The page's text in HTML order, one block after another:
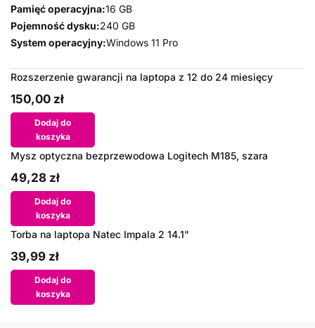
Pamięć operacyjna:16 GB
Pojemność dysku:240 GB
System operacyjny:Windows 11 Pro
Rozszerzenie gwarancji na laptopa z 12 do 24 miesięcy
150,00 zł
Dodaj do
koszyka
Mysz optyczna bezprzewodowa Logitech M185, szara
49,28 zł
Dodaj do
koszyka
Torba na laptopa Natec Impala 2 14.1"
39,99 zł
Dodaj do
koszyka